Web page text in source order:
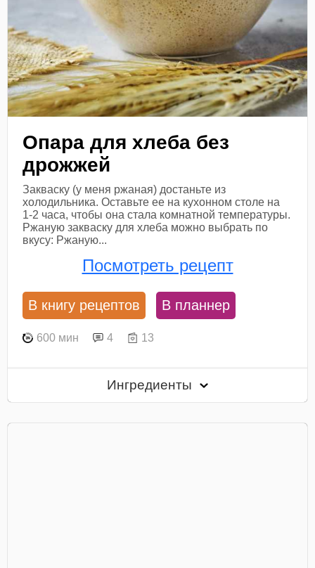
Опара для хлеба без
дрожжей
Закваску (у меня ржаная) достаньте из
холодильника. Оставьте ее на кухонном столе на
1-2 часа, чтобы она стала комнатной температуры.
Ржаную закваску для хлеба можно выбрать по
вкусу: Ржаную...
Посмотреть рецепт
В книгу рецептов В планнер
600 мин 4 13
Ингредиенты